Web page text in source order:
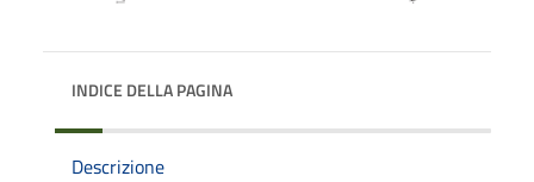
INDICE DELLA PAGINA
Descrizione